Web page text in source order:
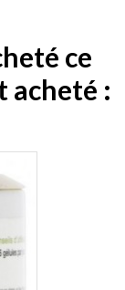
ce
acheté :